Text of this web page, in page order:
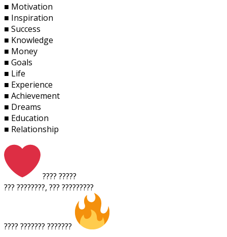
■ Motivation
■ Inspiration
■ Success
■ Knowledge
■ Money
■ Goals
■ Life
■ Experience
■ Achievement
■ Dreams
■ Education
■ Relationship
???? ?????
??? ????????, ??? ?????????
???? ??????? ???????